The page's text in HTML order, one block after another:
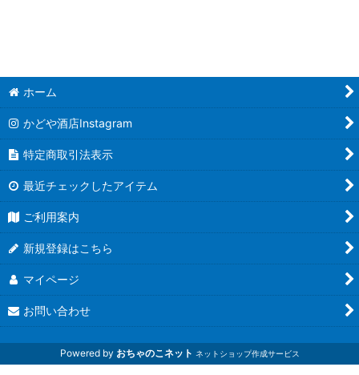
ホーム
かどや酒店Instagram
特定商取引法表示
最近チェックしたアイテム
ご利用案内
新規登録はこちら
マイページ
お問い合わせ
Powered by おちゃのこネット ネットショップ作成サービス